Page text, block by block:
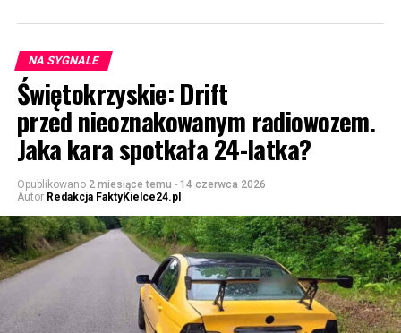
NA SYGNALE
Świętokrzyskie: Drift
przed nieoznakowanym radiowozem.
Jaka kara spotkała 24-latka?
Opublikowano 2 miesiące temu - 14 czerwca 2026
Autor Redakcja FaktyKielce24.pl